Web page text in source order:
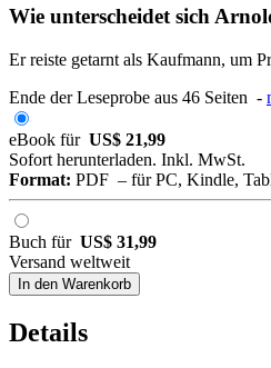
Wie unterscheidet sich
Er reiste getarnt als Kaufmann, um
Ende der Leseprobe aus 46 Seiten -
eBook für US$ 21,99
Sofort herunterladen. Inkl. MwSt.
Format: PDF – für PC, Kindle,
Buch für US$ 31,99
Versand weltweit
In den Warenkorb
Details